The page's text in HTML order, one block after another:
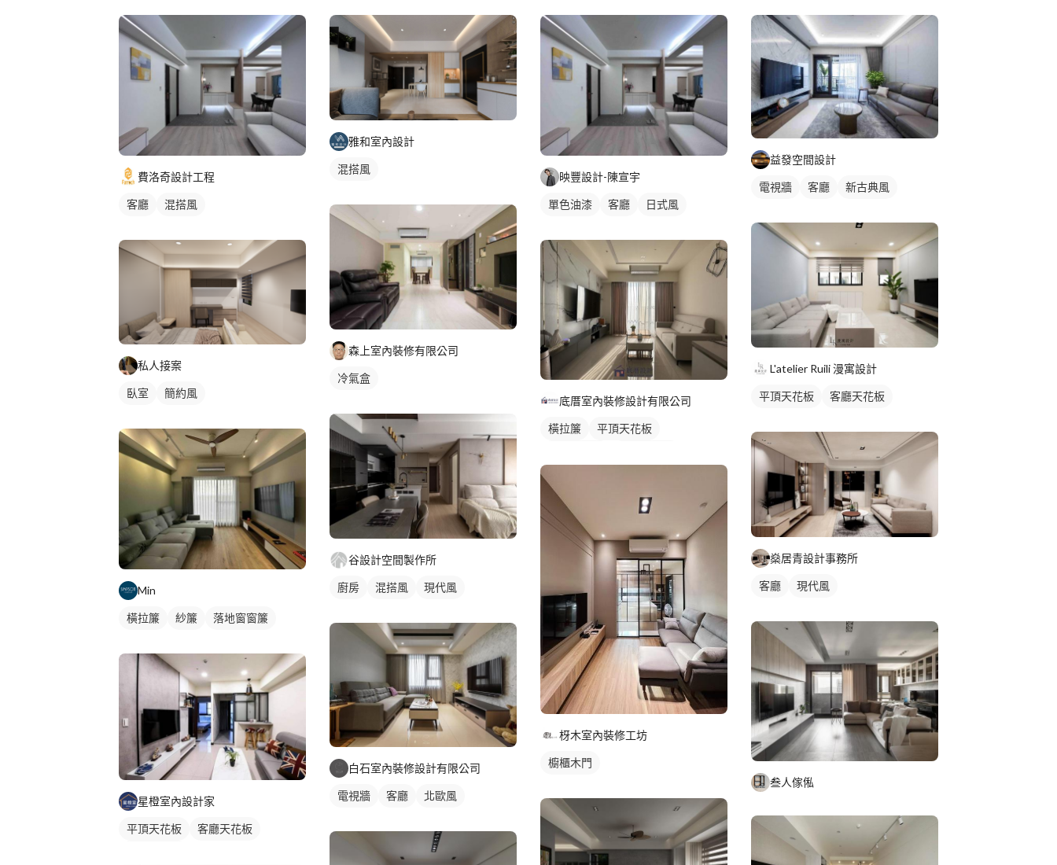
費洛奇設計工程
客廳 混搭風
私人接案
臥室 簡約風
Min
橫拉簾 紗簾 落地窗窗簾
星橙室內設計家
平頂天花板
客廳天花板
雅和室內設計
混搭風
森上室內裝修有限公司
冷氣盒
谷設計空間製作所
廚房 混搭風 現代風
白石室內裝修設計有限公司
電視牆 客廳 北歐風
映豐設計-陳宣宇
單色油漆 客廳 日式風
底厝室內裝修設計有限公司
橫拉簾
平頂天花板
紗簾
落地窗窗簾
全室照明設計
枒木室內裝修工坊
櫥櫃木門
益發空間設計
電視牆 客廳 新古典風
L'atelier Ruili 漫寓設計
平頂天花板 客廳天花板
燊居青設計事務所
客廳 現代風
叁人傢俬